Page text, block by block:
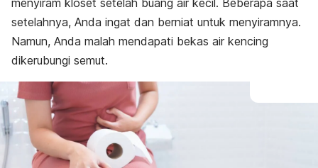
menyiram kloset setelah buang air kecil. Beberapa saat
setelahnya, Anda ingat dan berniat untuk menyiramnya.
Namun, Anda malah mendapati bekas air kencing
dikerubungi semut.